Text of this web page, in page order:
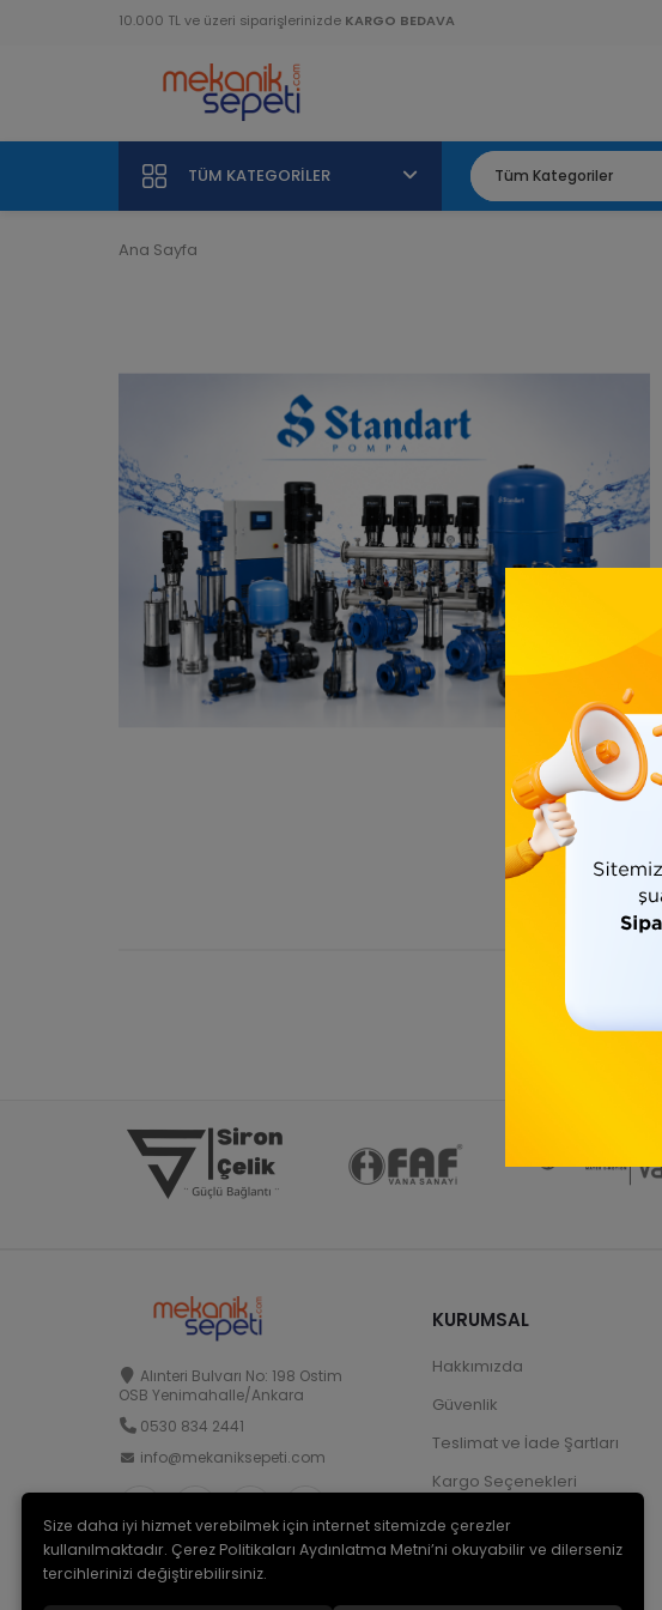
10.000 TL ve üzeri siparişlerinizde KARGO BEDAVA
TÜM KATEGORILER
Ana Sayfa
Alınteri Bulvarı No: 198 Ostim
OSB Yenimahalle/Ankara
0530 834 2441
info@mekaniksepeti.com
KURUMSAL
Hakkımızda
Güvenlik
Teslimat ve İade Şartları
Kargo Seçenekleri
Size daha iyi hizmet verebilmek için internet sitemizde çerezler
kullanılmaktadır. Çerez Politikaları Aydınlatma Metni’ni okuyabilir ve dilerseniz
tercihlerinizi değiştirebilirsiniz.